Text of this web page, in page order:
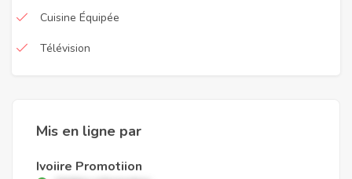
Cuisine Équipée
Télévision
Mis en ligne par
Ivoiire Promotiion